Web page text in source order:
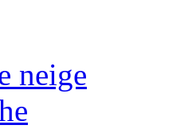
neige